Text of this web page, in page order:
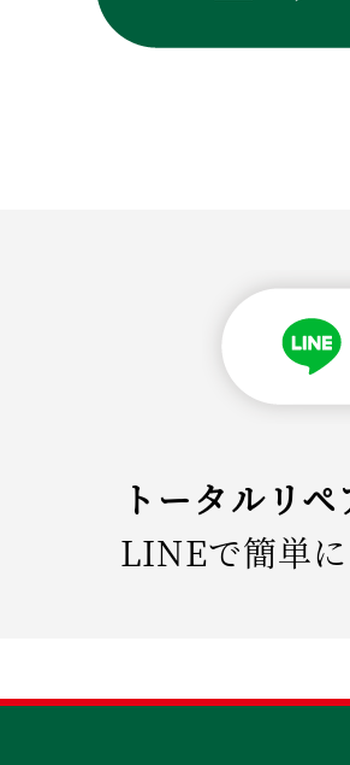
トータルリ
LINEで簡単